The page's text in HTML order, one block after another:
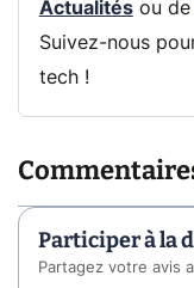
Actualitésou de
Suivez-nous
tech !
Participer à la
Partagez votre avis